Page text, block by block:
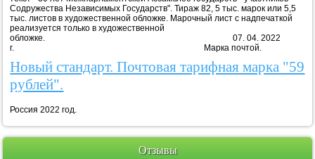
Содружества Независимых Государств". Тираж 82, 5 тыс. марок или 5,5
тыс. листов в художественной обложке. Марочный лист с надпечаткой
реализуется только в художественной
обложке. 07. 04. 2022
г. Марка почтой.
Новый стандарт. Почтовая тарифная марка "59
рублей".
Россия 2022 год.
Отзывы